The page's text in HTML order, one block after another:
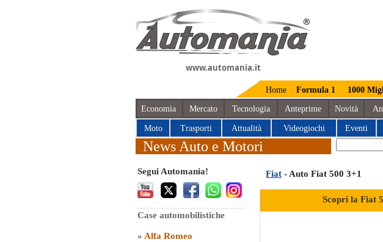
www.automania.it
Home Formula 1 1000
Economia Mercato Tecnologia Anteprime Novità
Moto Trasporti Attualità Videogiochi Eventi
News Auto e Motori
Segui Automania!
Case automobilistiche
» Alfa Romeo
Fiat - Auto Fiat 500 3+1
Scopri la Fiat